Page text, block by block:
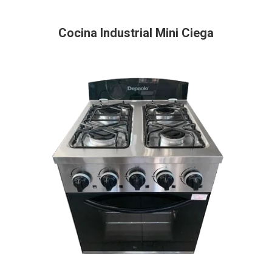
Cocina Industrial Mini Ciega